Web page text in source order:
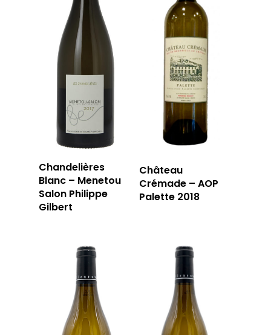
Chandelières
Blanc – Menetou
Salon Philippe
Gilbert
Château
Crémade – AOP
Palette 2018